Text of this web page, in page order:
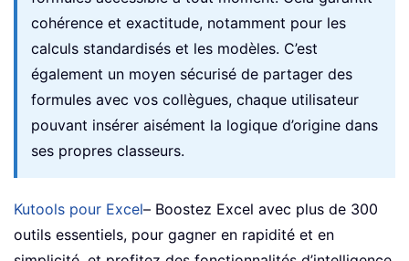
cohérence et exactitude, notamment pour les
calculs standardisés et les modèles. C’est
également un moyen sécurisé de partager des
formules avec vos collègues, chaque utilisateur
pouvant insérer aisément la logique d’origine dans
ses propres classeurs.
Kutools pour Excel– Boostez Excel avec plus de 300
outils essentiels, pour gagner en rapidité et en